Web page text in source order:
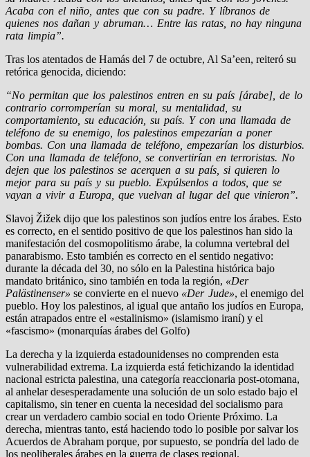
Acaba con el niño, antes que con su padre. Y líbranos de
quienes nos dañan y abruman… Entre las ratas, no hay ninguna
rata limpia”.
Tras los atentados de Hamás del 7 de octubre, Al Sa’een, reiteró su
retórica genocida, diciendo:
“No permitan que los palestinos entren en su país [árabe], de lo
contrario corromperían su moral, su mentalidad, su
comportamiento, su educación, su país. Y con una llamada de
teléfono de su enemigo, los palestinos empezarían a poner
bombas. Con una llamada de teléfono, empezarían los disturbios.
Con una llamada de teléfono, se convertirían en terroristas. No
dejen que los palestinos se acerquen a su país, si quieren lo
mejor para su país y su pueblo. Expúlsenlos a todos, que se
vayan a vivir a Europa, que vuelvan al lugar del que vinieron”.
Slavoj Žižek dijo que los palestinos son judíos entre los árabes. Esto
es correcto, en el sentido positivo de que los palestinos han sido la
manifestación del cosmopolitismo árabe, la columna vertebral del
panarabismo. Esto también es correcto en el sentido negativo:
durante la década del 30, no sólo en la Palestina histórica bajo
mandato británico, sino también en toda la región, «Der
Palästinenser» se convierte en el nuevo «Der Jude», el enemigo del
pueblo. Hoy los palestinos, al igual que antaño los judíos en Europa,
están atrapados entre el «estalinismo» (islamismo iraní) y el
«fascismo» (monarquías árabes del Golfo)
La derecha y la izquierda estadounidenses no comprenden esta
vulnerabilidad extrema. La izquierda está fetichizando la identidad
nacional estricta palestina, una categoría reaccionaria post-otomana,
al anhelar desesperadamente una solución de un solo estado bajo el
capitalismo, sin tener en cuenta la necesidad del socialismo para
crear un verdadero cambio social en todo Oriente Próximo. La
derecha, mientras tanto, está haciendo todo lo posible por salvar los
Acuerdos de Abraham porque, por supuesto, se pondría del lado de
los neoliberales árabes en la guerra de clases regional.